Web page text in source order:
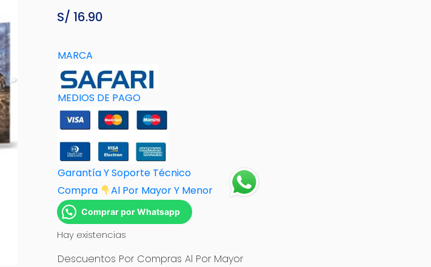
S/ 16.90
MARCA
MEDIOS DE PAGO
Garantía Y Soporte Técnico
Compra
Al Por Mayor Y Menor
Comprar por Whatsapp
Hay existencias
Descuentos Por Compras Al Por Mayor